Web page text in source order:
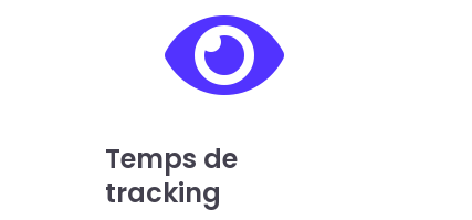

Temps de
tracking